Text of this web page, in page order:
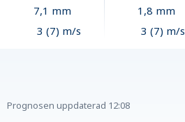
7,1 mm
3 (7) m/s
1,8 mm
3 (7) m/s
Prognosen uppdaterad 12:08